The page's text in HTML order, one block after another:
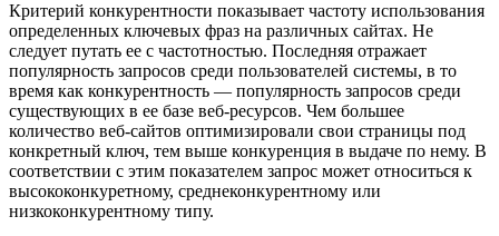
Критерий конкурентности показывает частоту использования
определенных ключевых фраз на различных сайтах. Не
следует путать ее с частотностью. Последняя отражает
популярность запросов среди пользователей системы, в то
время как конкурентность — популярность запросов среди
существующих в ее базе веб-ресурсов. Чем большее
количество веб-сайтов оптимизировали свои страницы под
конкретный ключ, тем выше конкуренция в выдаче по нему. В
соответствии с этим показателем запрос может относиться к
высококонкуретному, среднеконкурентному или
низкоконкурентному типу.